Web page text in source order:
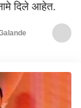
दिले आहेत.